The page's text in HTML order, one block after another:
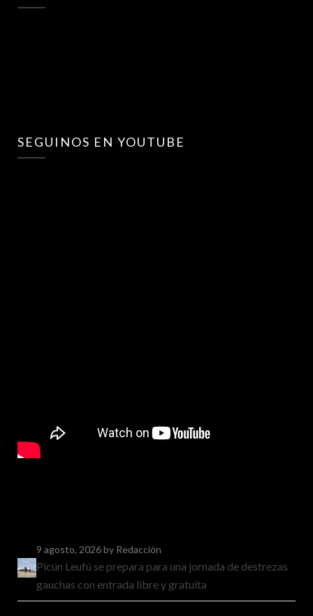
SEGUINOS EN YOUTUBE
9 agosto, 2026by Redacción
Picún Leufú se prepara para una jornada de destrezas
gauchas con entrada libre y gratuita